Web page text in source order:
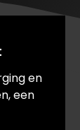
en
een